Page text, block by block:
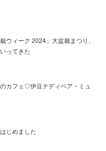
ウィーク 2024」大盆栽まつり、
ってきた
カフェ♡伊豆テディベア・ミュ
じめました